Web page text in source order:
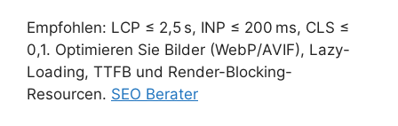
Empfohlen: LCP ≤ 2,5 s, INP ≤ 200 ms, CLS ≤
0,1. Optimieren Sie Bilder (WebP/AVIF), Lazy-
Loading, TTFB und Render-Blocking-
Resourcen. SEO Berater